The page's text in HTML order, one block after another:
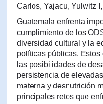
Carlos, Yajacu, Yulwitz
Guatemala enfrenta
cumplimiento de los
diversidad cultural y la
políticas públicas.
las posibilidades de
persistencia de
materna y desnutrición
principales retos que